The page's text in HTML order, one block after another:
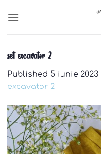
set excavator 2
Published 5 iunie 2023
excavator 2